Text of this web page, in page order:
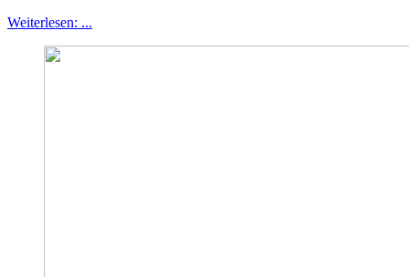
Weiterlesen: ...